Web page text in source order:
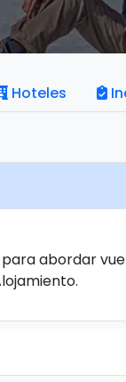
Hoteles
abordar